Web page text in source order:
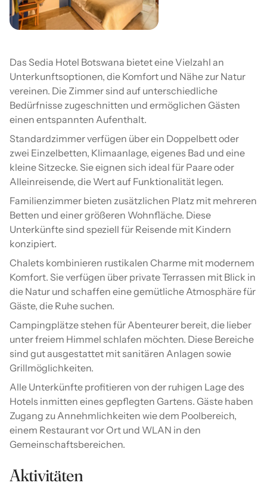
Das Sedia Hotel Botswana bietet eine Vielzahl an
Unterkunftsoptionen, die Komfort und Nähe zur Natur
vereinen. Die Zimmer sind auf unterschiedliche
Bedürfnisse zugeschnitten und ermöglichen Gästen
einen entspannten Aufenthalt.
Standardzimmer verfügen über ein Doppelbett oder
zwei Einzelbetten, Klimaanlage, eigenes Bad und eine
kleine Sitzecke. Sie eignen sich ideal für Paare oder
Alleinreisende, die Wert auf Funktionalität legen.
Familienzimmer bieten zusätzlichen Platz mit mehreren
Betten und einer größeren Wohnfläche. Diese
Unterkünfte sind speziell für Reisende mit Kindern
konzipiert.
Chalets kombinieren rustikalen Charme mit modernem
Komfort. Sie verfügen über private Terrassen mit Blick in
die Natur und schaffen eine gemütliche Atmosphäre für
Gäste, die Ruhe suchen.
Campingplätze stehen für Abenteurer bereit, die lieber
unter freiem Himmel schlafen möchten. Diese Bereiche
sind gut ausgestattet mit sanitären Anlagen sowie
Grillmöglichkeiten.
Alle Unterkünfte profitieren von der ruhigen Lage des
Hotels inmitten eines gepflegten Gartens. Gäste haben
Zugang zu Annehmlichkeiten wie dem Poolbereich,
einem Restaurant vor Ort und WLAN in den
Gemeinschaftsbereichen.
Aktivitäten